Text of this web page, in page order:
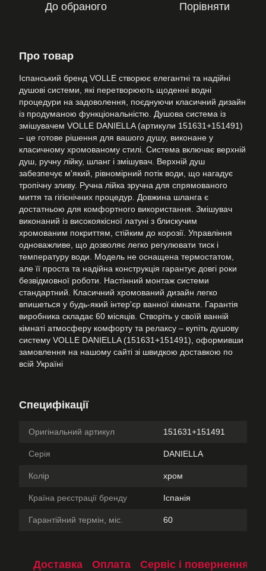
До обраного Порівняти
Про товар
Іспанський бренд VOLLE створює елегантні та надійні
душові системи, які перетворюють щоденні водні
процедури на задоволення, поєднуючи класичний дизайн
із продуманою функціональністю. Душова система із
змішувачем VOLLE DANIELLA (артикули 151631+151491)
– це готове рішення для вашого душу, виконане у
класичному хромованому стилі. Система включає верхній
душ, ручну лійку, шланг і змішувач. Верхній душ
забезпечує м'який, рівномірний потік води, що нагадує
тропічну зливу. Ручна лійка зручна для спрямованого
миття та гігієнічних процедур. Довжина шланга є
достатньою для комфортного використання. Змішувач
виконаний із високоякісної латуні з блискучим
хромованим покриттям, стійким до корозії. Управління
одноважливе, що дозволяє легко регулювати тиск і
температуру води. Модель не оснащена термостатом,
але її проста та надійна конструкція гарантує довгі роки
безвідмовної роботи. Настінний монтаж системи
стандартний. Класичний хромований дизайн легко
впишеться у будь-який інтер'єр ванної кімнати. Гарантія
виробника складає 60 місяців. Створіть у своїй ванній
кімнаті атмосферу комфорту та релаксу – купіть душову
систему VOLLE DANIELLA (151631+151491), оформивши
замовлення на нашому сайті зі швидкою доставкою по
всій Україні
Специфікації
Оригінальний артикул 151631+151491
Серія DANIELLA
Колір хром
Країна реєстрації бренду Іспанія
Гарантійний термін, міс. 60
Доставка Оплата Сервіс і повернення